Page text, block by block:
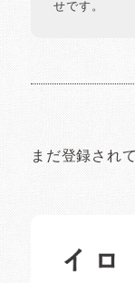
せです。
まだ登録され
日常の様子など随